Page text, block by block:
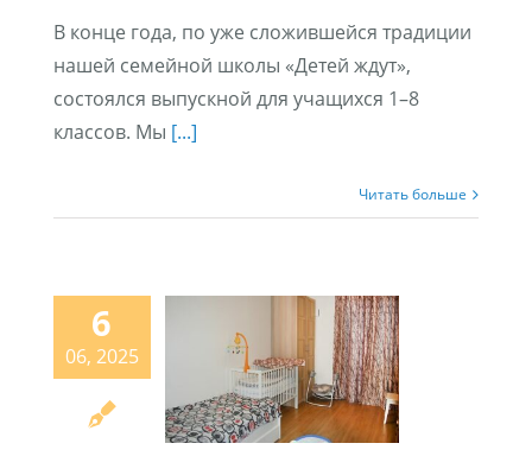
В конце года, по уже сложившейся традиции
нашей семейной школы «Детей ждут»,
состоялся выпускной для учащихся 1–8
классов. Мы [...]
Читать больше
6
06, 2025
счастливое
команда
проекта «Право
выбора» в